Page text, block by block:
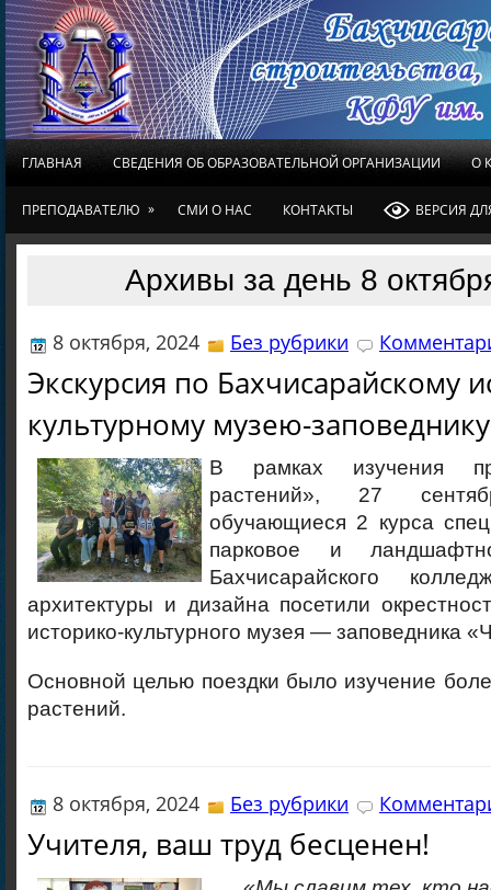
ГЛАВНАЯ СВЕДЕНИЯ ОБ ОБРАЗОВАТЕЛЬНОЙ ОРГАНИЗАЦИИ О
ПРЕПОДАВАТЕЛЮ » СМИ О НАС КОНТАКТЫ ВЕРСИЯ
Архивы за день 8
8 октября, 2024 Без рубрики
Экскурсия по Бахчисарайскому
культурному музею-
В рамках изучения
растений», 27
обучающиеся 2 курса
парковое и
Бахчисарайского
архитектуры и дизайна посетили
историко-культурного музея — заповедника
Основной целью поездки было изучение
растений.
8 октября, 2024 Без рубрики
Учителя, ваш труд бесценен!